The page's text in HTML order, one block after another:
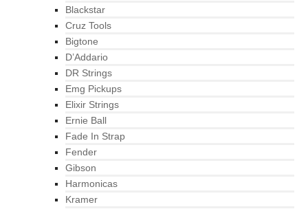
Blackstar
Cruz Tools
Bigtone
D’Addario
DR Strings
Emg Pickups
Elixir Strings
Ernie Ball
Fade In Strap
Fender
Gibson
Harmonicas
Kramer